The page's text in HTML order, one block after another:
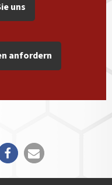
uns
anfordern